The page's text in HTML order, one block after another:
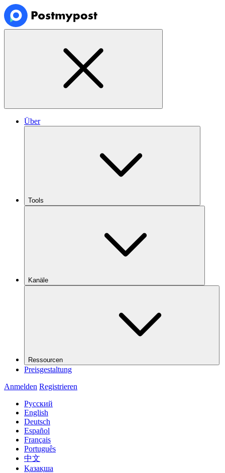
Über
Tools
Kanäle
Ressourcen
Preisgestaltung
Anmelden Registrieren
Русский
English
Deutsch
Español
Français
Português
中文
Қазақша